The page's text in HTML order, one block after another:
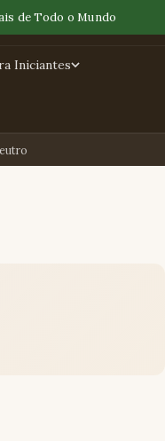
de Todo o Mundo
Iniciantes